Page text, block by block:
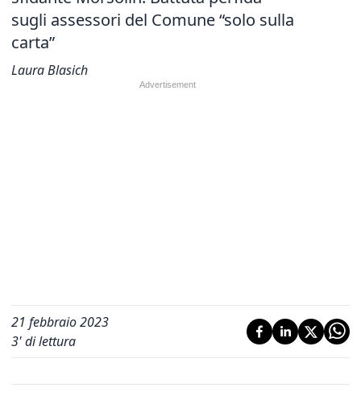
sugli assessori del Comune “solo sulla
carta”
Laura Blasich
21 febbraio 2023
3' di lettura